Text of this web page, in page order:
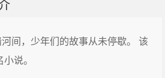
间，少年们的故事从未停歇。 该
说。